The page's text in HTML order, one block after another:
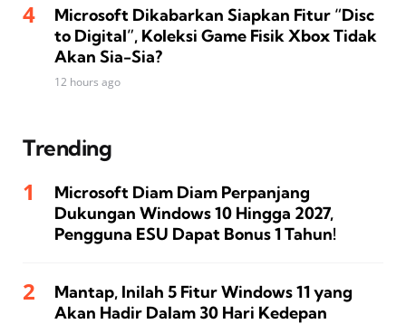
Microsoft Dikabarkan Siapkan Fitur “Disc
to Digital”, Koleksi Game Fisik Xbox Tidak
Akan Sia-Sia?
12 hours ago
Trending
Microsoft Diam Diam Perpanjang
Dukungan Windows 10 Hingga 2027,
Pengguna ESU Dapat Bonus 1 Tahun!
Mantap, Inilah 5 Fitur Windows 11 yang
Akan Hadir Dalam 30 Hari Kedepan